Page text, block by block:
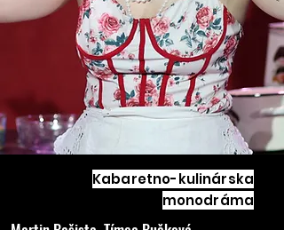
Kabaretno-kulinárska
monodráma